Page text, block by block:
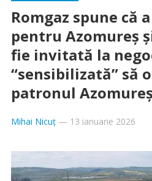
Romgaz spune că
pentru Azomureș
fie invitată la
“sensibilizată” să
patronul Azomureș
Mihai Nicuț— 13 ianuarie 2026